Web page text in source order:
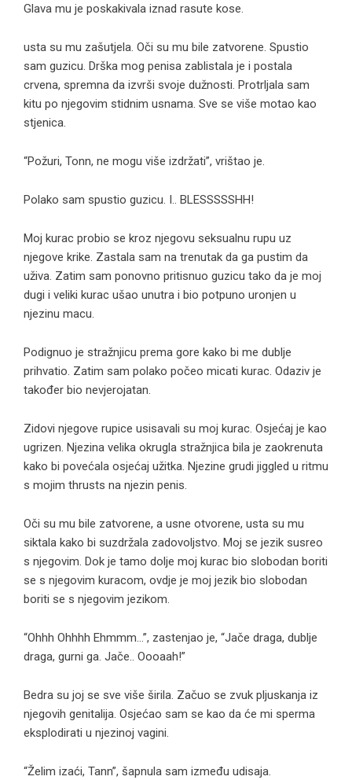
Glava mu je poskakivala iznad rasute kose.
usta su mu zašutjela. Oči su mu bile zatvorene. Spustio
sam guzicu. Drška mog penisa zablistala je i postala
crvena, spremna da izvrši svoje dužnosti. Protrljala sam
kitu po njegovim stidnim usnama. Sve se više motao kao
stjenica.
“Požuri, Tonn, ne mogu više izdržati”, vrištao je.
Polako sam spustio guzicu. I.. BLESSSSSHH!
Moj kurac probio se kroz njegovu seksualnu rupu uz
njegove krike. Zastala sam na trenutak da ga pustim da
uživa. Zatim sam ponovno pritisnuo guzicu tako da je moj
dugi i veliki kurac ušao unutra i bio potpuno uronjen u
njezinu macu.
Podignuo je stražnjicu prema gore kako bi me dublje
prihvatio. Zatim sam polako počeo micati kurac. Odaziv je
također bio nevjerojatan.
Zidovi njegove rupice usisavali su moj kurac. Osjećaj je kao
ugrizen. Njezina velika okrugla stražnjica bila je zaokrenuta
kako bi povećala osjećaj užitka. Njezine grudi jiggled u ritmu
s mojim thrusts na njezin penis.
Oči su mu bile zatvorene, a usne otvorene, usta su mu
siktala kako bi suzdržala zadovoljstvo. Moj se jezik susreo
s njegovim. Dok je tamo dolje moj kurac bio slobodan boriti
se s njegovim kuracom, ovdje je moj jezik bio slobodan
boriti se s njegovim jezikom.
“Ohhh Ohhhh Ehmmm…”, zastenjao je, “Jače draga, dublje
draga, gurni ga. Jače.. Oooaah!”
Bedra su joj se sve više širila. Začuo se zvuk pljuskanja iz
njegovih genitalija. Osjećao sam se kao da će mi sperma
eksplodirati u njezinoj vagini.
“Želim izaći, Tann”, šapnula sam između udisaja.